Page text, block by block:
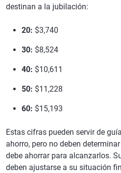
destinan a la jubilación:
20: $3,740
30: $8,524
40: $10,611
50: $11,228
60: $15,193
Estas cifras pueden servir de
ahorro, pero no deben
debe ahorrar para alcanzarlos.
deben ajustarse a su situación